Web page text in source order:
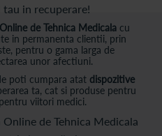
tau in recuperare!
de Tehnica Medicala cu
in permanenta clientii, prin
pentru o gama larga de
unor afectiuni.
poti cumpara atat dispozitive
ta, cat si produse pentru
viitori medici.
Online de Tehnica Medicala